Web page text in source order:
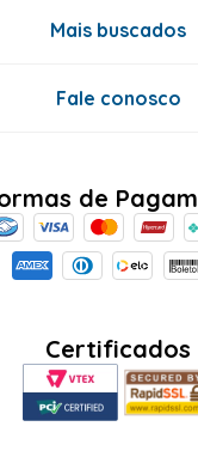
Mais buscados
Fale conosco
de
Certificados